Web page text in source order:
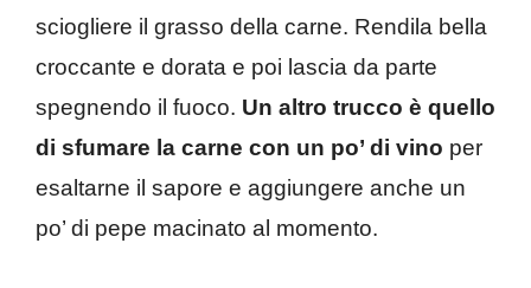
sciogliere il grasso della carne. Rendila bella
croccante e dorata e poi lascia da parte
spegnendo il fuoco. Un altro trucco è quello
di sfumare la carne con un po’ di vino per
esaltarne il sapore e aggiungere anche un
po’ di pepe macinato al momento.